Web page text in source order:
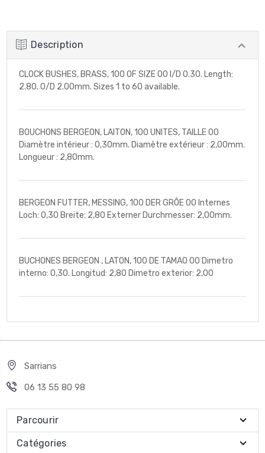
Description
CLOCK BUSHES, BRASS, 100 OF SIZE 00 I/D 0.30. Length:
2.80. O/D 2.00mm. Sizes 1 to 60 available.
BOUCHONS BERGEON, LAITON, 100 UNITES, TAILLE 00
Diamètre intérieur : 0,30mm. Diamètre extérieur : 2,00mm.
Longueur : 2,80mm.
BERGEON FUTTER, MESSING, 100 DER GRÔE 00 Internes
Loch: 0,30 Breite: 2,80 Externer Durchmesser: 2,00mm.
BUCHONES BERGEON , LATON, 100 DE TAMAO 00 Dimetro
interno: 0,30. Longitud: 2,80 Dimetro exterior: 2,00
Sarrians
06 13 55 80 98
Parcourir
Catégories